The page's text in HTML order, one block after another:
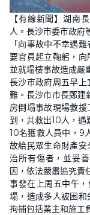
U
n
m
u
t
e
【有線新聞】湖南
人。長沙市委市政府
「向事故中不幸遇
要官員起立鞠躬，向
並就塌樓事故造成嚴
長沙巿政府周五早
難。長沙市市長鄭建
房倒塌事故現場救
到，共救出10人，遇
10名獲救人員中，9
故給民眾生命財產
治所有傷者，並妥
因，依法嚴肅追究責
事發在上周五中午
塌，造成多人被困
拘捕包括業主和施工